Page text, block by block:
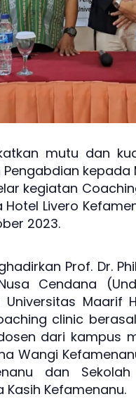
mutu dan
kepada
kegiatan
Livero
2023.
Prof. Dr.
Cendana
Universitas
clinic
dari kampus
Wangi
dan
Kasih Kefamenanu.